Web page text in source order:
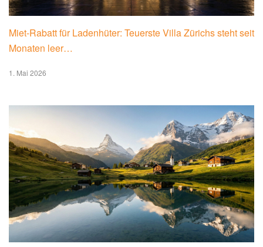
Miet-Rabatt für Ladenhüter: Teuerste Villa Zürichs steht seit
Monaten leer…
1. Mai 2026